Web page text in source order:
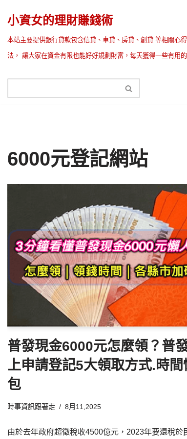
Skip
to
content
小資女的理財賺錢術
本站主要提供銀行貸款包含信貸、車貸、房貸、創貸 等相關心
法， 讓大家在資金有限也能好好規劃財富，每天獲得一些有用的
6000元登記網站
普發現金6000元怎麼領？普
上申請登記5大領取方式.時間
包
時事資訊跟著走 8月11,2025
由於去年政府超徵稅收4500億元，2023年要還稅於